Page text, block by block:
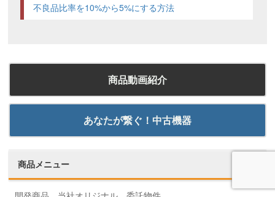
不良品比率を10%から5%にする方法
商品動画紹介
あなたが繋ぐ！中古機器
商品メニュー